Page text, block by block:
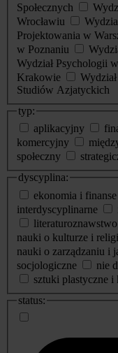
Społecznych
Wrocławiu
Projektowania w
w Poznaniu
Wydział Psychologii
Krakowie
Studiów Azjatyckich
typ:
aplikacyjny
komercyjny
społeczny
dyscyplina:
ekonomia i finanse
interdyscyplinarne
literaturoznawstwo
nauki o kulturze i
nauki o zarządzaniu i
socjologiczne
nie
sztuki plastyczne i
status: